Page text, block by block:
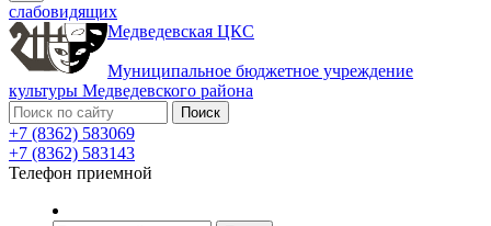
слабовидящих
Медведевская ЦКС
Муниципальное бюджетное учреждение
культуры Медведевского района
+7 (8362) 583069
+7 (8362) 583143
Телефон приемной